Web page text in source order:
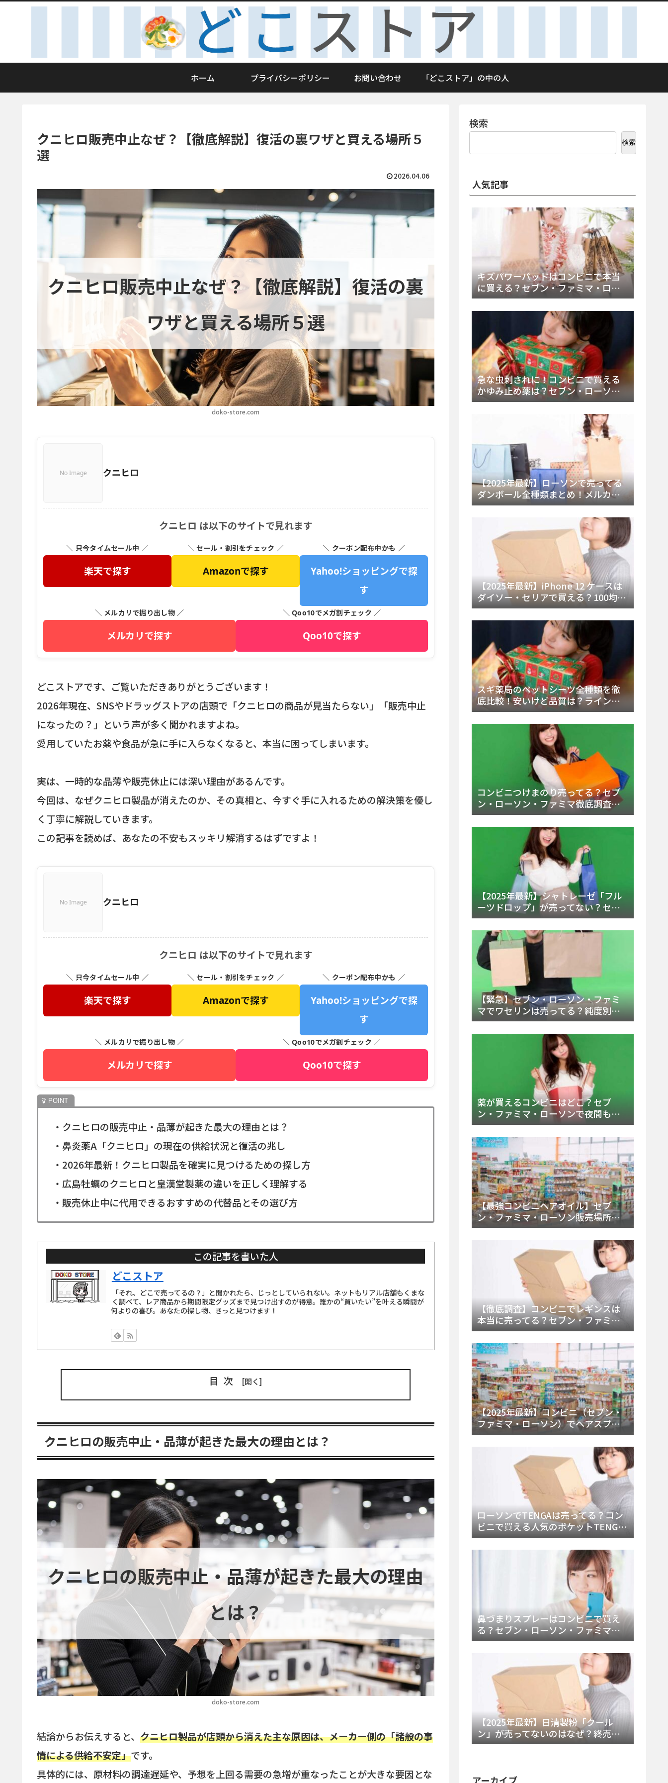
ホーム プライバシーポリシー お問い合わせ 「どこストア」の中の人
クニヒロ販売中止なぜ？【徹底解説】復活の裏ワザと買える場所５
選
2026.04.06
doko-store.com
クニヒロ販売中止なぜ？【徹底解説】復活の裏
ワザと買える場所５選
No Image クニヒロ
クニヒロ は以下のサイトで見れます
＼ 只今タイムセール中 ／
楽天で探す
＼ セール・割引をチェック ／
Amazonで探す
＼ クーポン配布中かも ／
Yahoo!ショッピングで探
す
＼ メルカリで掘り出し物 ／
メルカリで探す
＼ Qoo10でメガ割チェック ／
Qoo10で探す
どこストアです、ご覧いただきありがとうございます！
2026年現在、SNSやドラッグストアの店頭で「クニヒロの商品が見当たらない」「販売中止
になったの？」という声が多く聞かれますよね。
愛用していたお薬や食品が急に手に入らなくなると、本当に困ってしまいます。
実は、一時的な品薄や販売休止には深い理由があるんです。
今回は、なぜクニヒロ製品が消えたのか、その真相と、今すぐ手に入れるための解決策を優し
く丁寧に解説していきます。
この記事を読めば、あなたの不安もスッキリ解消するはずですよ！
No Image クニヒロ
クニヒロ は以下のサイトで見れます
＼ 只今タイムセール中 ／
楽天で探す
＼ セール・割引をチェック ／
Amazonで探す
＼ クーポン配布中かも ／
Yahoo!ショッピングで探
す
＼ メルカリで掘り出し物 ／
メルカリで探す
＼ Qoo10でメガ割チェック ／
Qoo10で探す
・クニヒロの販売中止・品薄が起きた最大の理由とは？
・鼻炎薬A「クニヒロ」の現在の供給状況と復活の兆し
・2026年最新！クニヒロ製品を確実に見つけるための探し方
・広島牡蠣のクニヒロと皇漢堂製薬の違いを正しく理解する
・販売休止中に代用できるおすすめの代替品とその選び方
この記事を書いた人
どこストア
「それ、どこで売ってるの？」と聞かれたら、じっとしていられない。ネットもリアル店舗もくまな
く調べて、レア商品から期間限定グッズまで見つけ出すのが得意。誰かの“買いたい”を叶える瞬間が
何よりの喜び。あなたの探し物、きっと見つけます！
目次
クニヒロの販売中止・品薄が起きた最大の理由とは？
doko-store.com
クニヒロの販売中止・品薄が起きた最大の理由
とは？
結論からお伝えすると、 クニヒロ製品が店頭から消えた主な原因は、メーカー側の「諸般の事
情による供給不安定」です。
具体的には、原材料の調達遅延や、予想を上回る需要の急増が重なったことが大きな要因とな
検索
検索
人気記事
キズパワーパッドはコンビニで本当
に買える？セブン・ファミマ・ロー
ソン徹底調査＆値段と種類別販売場
所まとめ
急な虫刺されに！コンビニで買える
かゆみ止め薬は？セブン・ローソ
ン・ファミマの販売状況と定番商品
【2025年最新】ローソンで売ってる
ダンボール全種類まとめ！メルカリ
便・ゆうパック対応サイズと価格を
【2025年最新】iPhone 12 ケースは
ダイソー・セリアで買える？100均の
在庫状況と失敗しない選び方を徹底
解説！
スギ薬局のペットシーツ全種類を徹
底比較！安いけど品質は？ラインナ
ップと販売店（Amazon・楽天含む）
をチェック
コンビニつけまのり売ってる？セブ
ン・ローソン・ファミマ徹底調査！
ドンキや薬局、Amazon楽天で買う方
法まとめ
【2025年最新】シャトレーゼ「フル
ーツドロップ」が売ってない？セブ
ンでの販売終了理由と代替アイスを
徹底解説！
【緊急】セブン・ローソン・ファミ
マでワセリンは売ってる？純度別お
すすめ品と販売場所を徹底まとめ
薬が買えるコンビニはどこ？セブ
ン・ファミマ・ローソンで夜間も買
える市販薬の種類と販売店の探し方
【2025年最新】
【最強コンビニヘアオイル】セブ
ン・ファミマ・ローソン販売場所
は？今すぐ買えるおすすめ市販品を
【徹底調査】コンビニでレギンスは
本当に売ってる？セブン・ファミ
マ・ローソンの取扱店舗とメーカ
ー・内容物を詳しく調べてみた！
【2025年最新】コンビニ（セブン・
ファミマ・ローソン）でヘアスプレ
ーは売ってる？販売場所と買える種
ローソンでTENGAは売ってる？コン
ビニで買える人気のポケットTENGA
とエッグの取り扱い店舗と陳列場所
を徹底解説！
鼻づまりスプレーはコンビニで買え
る？セブン・ローソン・ファミマの
販売時間と主要製品を徹底解説
【2025年最新】日清製粉「クール
ン」が売ってないのはなぜ？終売の
真相とレアチーズケーキ代替品・再
アーカイブ